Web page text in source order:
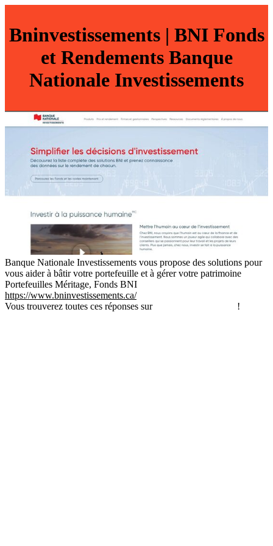
Bninvestissements | BNI Fonds
et Rendements Banque
Nationale In­vestis­se­ments
Banque Nationale Investissements vous propose des solutions pour
vous aider à bâtir votre portefeuille et à gérer votre patrimoine
Portefeuilles Méritage, Fonds BNI
https://www.bninvestissements.ca/
Vous trouverez toutes ces réponses sur
!